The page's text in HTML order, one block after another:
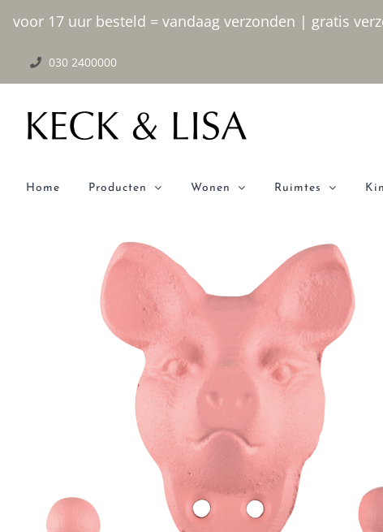
voor 17 uur besteld = vandaag verzonden | gratis
inhoud
030 2400000
Home Producten Wonen Ruimtes